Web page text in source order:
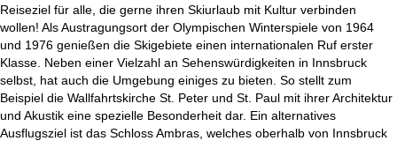
Reiseziel für alle, die gerne ihren Skiurlaub mit Kultur verbinden
wollen! Als Austragungsort der Olympischen Winterspiele von 1964
und 1976 genießen die Skigebiete einen internationalen Ruf erster
Klasse. Neben einer Vielzahl an Sehenswürdigkeiten in Innsbruck
selbst, hat auch die Umgebung einiges zu bieten. So stellt zum
Beispiel die Wallfahrtskirche St. Peter und St. Paul mit ihrer Architektur
und Akustik eine spezielle Besonderheit dar. Ein alternatives
Ausflugsziel ist das Schloss Ambras, welches oberhalb von Innsbruck